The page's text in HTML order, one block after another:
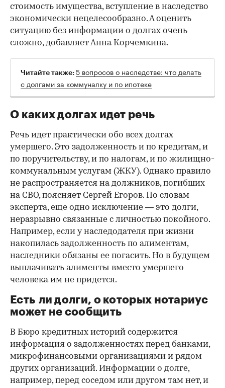
стоимость имущества, вступление в наследство
экономически нецелесообразно. А оценить
ситуацию без информации о долгах очень
сложно, добавляет Анна Корчемкина.
Читайте также: 5 вопросов о наследстве: что делать
с долгами за коммуналку и по ипотеке
О каких долгах идет речь
Речь идет практически обо всех долгах
умершего. Это задолженность и по кредитам, и
по поручительству, и по налогам, и по жилищно-
коммунальным услугам (ЖКУ). Однако правило
не распространяется на должников, погибших
на СВО, поясняет Сергей Егоров. По словам
эксперта, еще одно исключение — это долги,
неразрывно связанные с личностью покойного.
Например, если у наследодателя при жизни
накопилась задолженность по алиментам,
наследники обязаны ее погасить. Но в будущем
выплачивать алименты вместо умершего
человека им не придется.
Есть ли долги, о которых нотариус
может не сообщить
В Бюро кредитных историй содержится
информация о задолженностях перед банками,
микрофинансовыми организациями и рядом
других организаций. Информации о долге,
например, перед соседом или другом там нет, и